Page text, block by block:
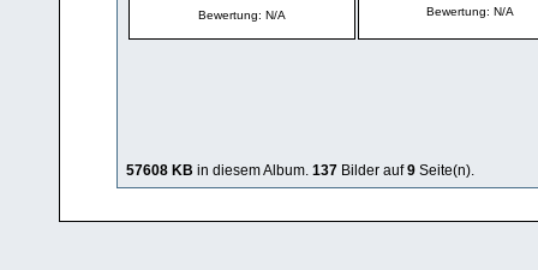
Bewertung: N/A Bewertung: N/A
57608 KB in diesem Album. 137Bilder auf9Seite(n).